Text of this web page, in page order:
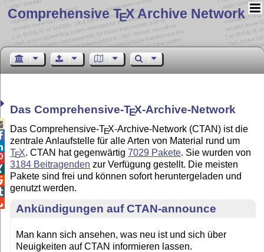
Comprehensive TEX Archive Network
Das Comprehensive-TEX-Archive-Network
Das Comprehensive-TEX-Archive-Network (CTAN) ist die
zentrale Anlaufstelle für alle Arten von Material rund um
TEX. CTAN hat gegenwärtig7029 Pakete. Sie wurden von
3184 Beitragenden zur Verfügung gestellt. Die meisten
Pakete sind frei und können sofort heruntergeladen und
genutzt werden.
Ankündigungen auf CTAN-announce
Man kann sich ansehen, was neu ist und sich über
Neuigkeiten auf CTAN informieren lassen.